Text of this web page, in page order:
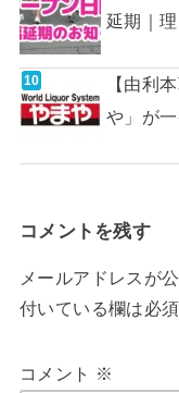
延期｜
【由利
や」が
コメントを残す
メールアドレスが
付いている欄は必
コメント ※